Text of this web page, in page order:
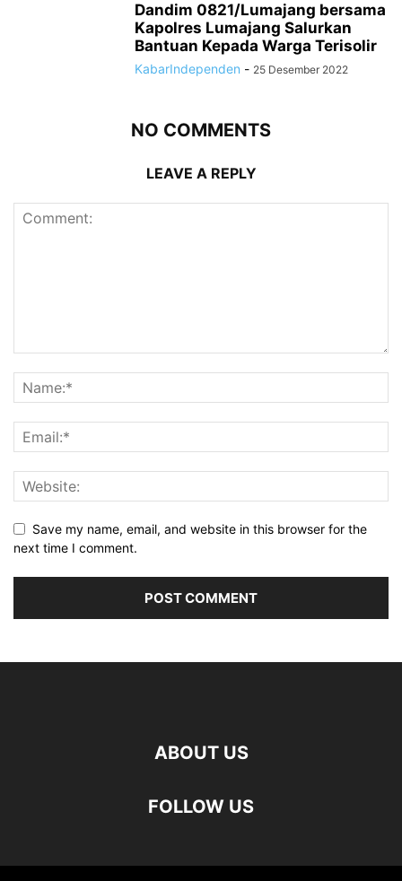
Dandim 0821/Lumajang bersama
Kapolres Lumajang Salurkan
Bantuan Kepada Warga Terisolir
KabarIndependen - 25 Desember 2022
NO COMMENTS
LEAVE A REPLY
Save my name, email, and website in this browser for the
next time I comment.
ABOUT US
FOLLOW US